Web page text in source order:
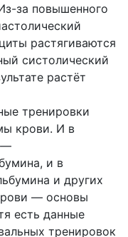
за повышенного
растягиваются
систолический
растёт
тренировки
крови. И в
—
и в
и других
— основы
есть данные
тренировок